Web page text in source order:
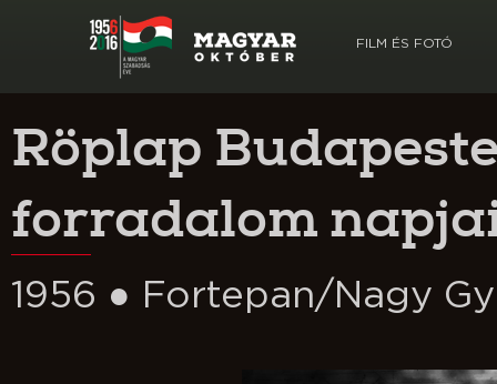
FILM ÉS FOTÓ
Röplap
forradalom
1956 ● Fortepan/Nagy